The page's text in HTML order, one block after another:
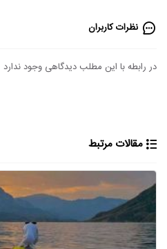
نظرات کاربران
در رابطه با این مطلب دیدگاهی وجود ندارد
مقالات مرتبط